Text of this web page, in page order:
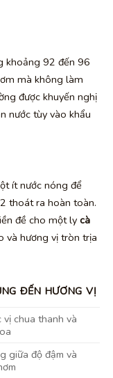
khoảng 92 đến 96
mà không làm
được khuyến nghị
nước tùy vào khẩu
ít nước nóng để
thoát ra hoàn toàn.
đề cho một ly cà
và hương vị tròn trịa
ĐẾN HƯƠNG VỊ
vị chua thanh và
giữa độ đậm và